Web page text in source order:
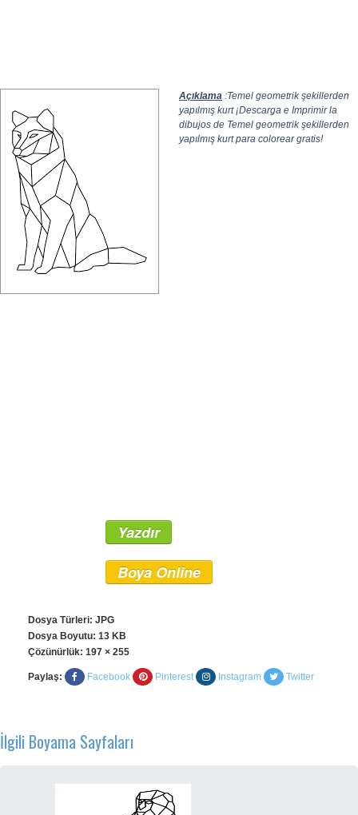
Açıklama :Temel geometrik şekillerden
yapılmış kurt ¡Descarga e Imprimir la
dibujos de Temel geometrik şekillerden
yapılmış kurt para colorear gratis!
Yazdır
Boya Online
Dosya Türleri: JPG
Dosya Boyutu: 13 KB
Çözünürlük: 197 × 255
Paylaş: Facebook Pinterest Instagram Twitter
İlgili Boyama Sayfaları